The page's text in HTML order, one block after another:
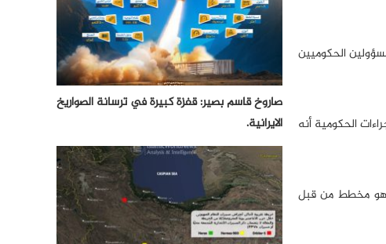
الحكوميين
الحكومية أنه
هو مخطط من قبل
صاروخ قاسم بصير: قفزة كبيرة في ترسانة الصواريخ
الايرانية.